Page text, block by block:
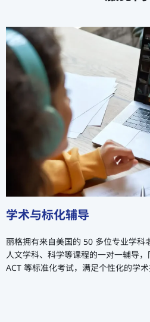
学术与标化辅导
丽格拥有来自美国的 50 多位专业学科
人文学科、科学等课程的一对一辅导，
ACT 等标准化考试，满足个性化的学术